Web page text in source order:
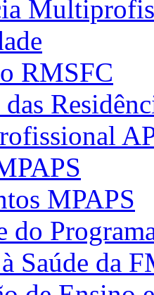
RMSFC
MPAPS
do
Saúde da